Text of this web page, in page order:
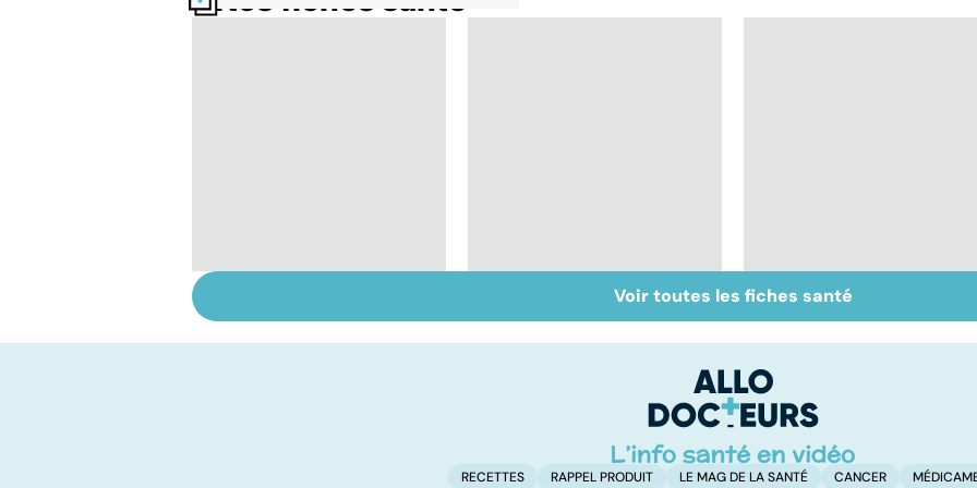
infections
Inflammation des
amygdales : que faire
Suicide : prévenir le
passage à l'acte
Voir toutes les fiches santé
RECETTES RAPPEL PRODUIT LE MAG DE LA SANTÉ CANCER